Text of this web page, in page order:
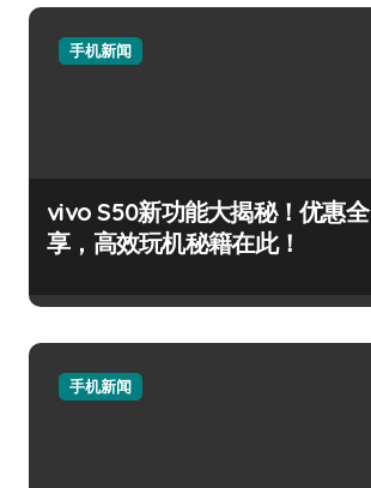
手机新闻
vivo S50新功能大揭秘！优惠全
享，高效玩机秘籍在此！
手机新闻